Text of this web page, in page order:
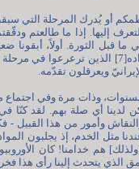
أو يُدرك المرحلة التي
إليها. إذا ما طالعتم
وفخري زاده[7] الذين ترعرعوا
ويعرقلون تقدّمه.
وذات مرة وفي اجتماع
لدينا أي صلة بهم. لقد كنّا
وأمور من هذا القبيل -
مثل الخدم، إذ يجلبون
هم خدامنا! كان
الذي يتحدث إلينا رأى هذا